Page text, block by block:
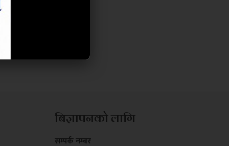
बिज्ञापनको लागि
सम्पर्क नम्बर